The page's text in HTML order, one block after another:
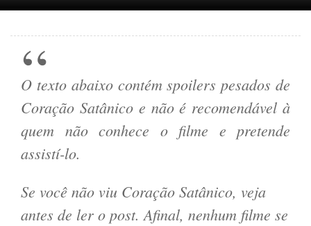
O texto abaixo contém spoilers pesados de
Coração Satânico e não é recomendável à
quem não conhece o filme e pretende
assistí-lo.
Se você não viu Coração Satânico, veja
antes de ler o post. Afinal, nenhum filme se